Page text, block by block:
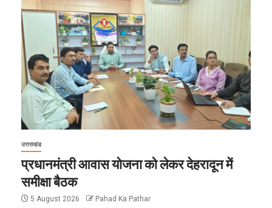
उत्तराखंड
प्रधानमंत्री आवास योजना को लेकर देहरादून में
समीक्षा बैठक
5 August 2026 Pahad Ka Pathar